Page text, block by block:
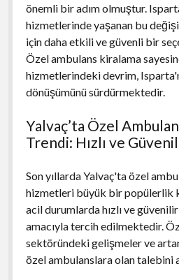
önemli bir adım olmuştur.
hizmetlerinde yaşanan bu
için daha etkili ve güvenli bir
Özel ambulans kiralama
hizmetlerindeki devrim,
dönüşümünü sürdürmektedir.
Yalvaç’ta Özel
Trendi: Hızlı ve
Son yıllarda Yalvaç'ta özel
hizmetleri büyük bir popülerlik
acil durumlarda hızlı ve
amacıyla tercih edilmektedir.
sektöründeki gelişmeler ve
özel ambulanslara olan talebini